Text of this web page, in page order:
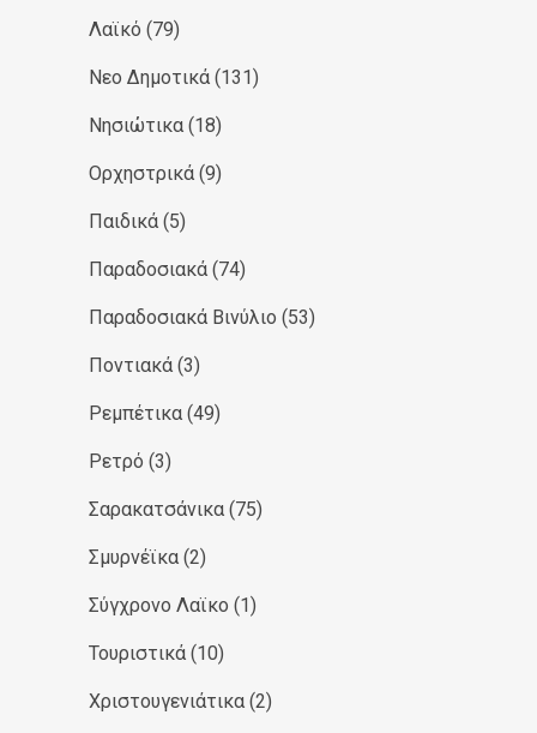
Λαϊκό (79)
Νεο Δημοτικά (131)
Νησιώτικα (18)
Ορχηστρικά (9)
Παιδικά (5)
Παραδοσιακά (74)
Παραδοσιακά Βινύλιο (53)
Ποντιακά (3)
Ρεμπέτικα (49)
Ρετρό (3)
Σαρακατσάνικα (75)
Σμυρνέϊκα (2)
Σύγχρονο Λαϊκο (1)
Τουριστικά (10)
Χριστουγενιάτικα (2)